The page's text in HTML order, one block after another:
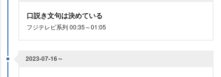
口説き文句は決めている
フジテレビ系列 00:35～01:05
2023-07-16～